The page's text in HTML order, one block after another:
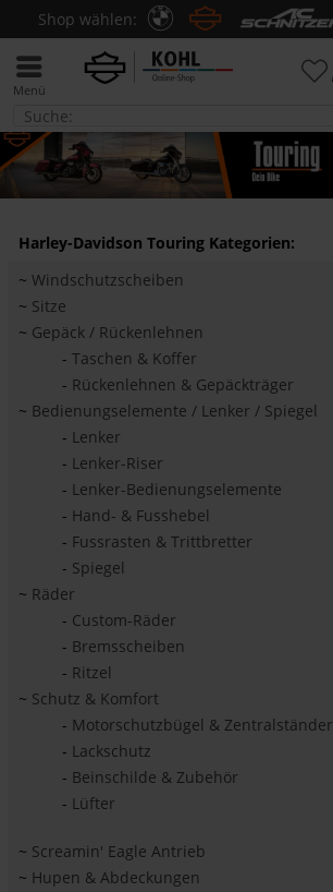
Shop wählen:
Menü
Touring
Harley-Davidson Touring Kategorien:
~ Windschutzscheiben
~ Sitze
~ Gepäck / Rückenlehnen
- Taschen & Koffer
- Rückenlehnen & Gepäckträger
~ Bedienungselemente / Lenker / Spiegel
- Lenker
- Lenker-Riser
- Lenker-Bedienungselemente
- Hand- & Fusshebel
- Fussrasten & Trittbretter
- Spiegel
~ Räder
- Custom-Räder
- Bremsscheiben
- Ritzel
~ Schutz & Komfort
- Motorschutzbügel & Zentralständer
- Lackschutz
- Beinschilde & Zubehör
- Lüfter
~ Screamin' Eagle Antrieb
~ Hupen & Abdeckungen